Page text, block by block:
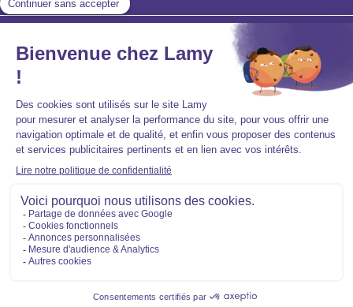
Politique de protection des données personnelles
Accessibilité : partiellement conforme